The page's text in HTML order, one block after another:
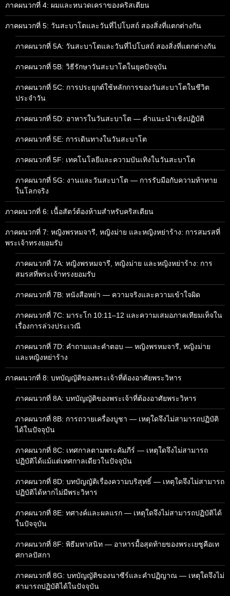
ภาคผนวกที่ 4: ผมและหนวดเคราของคริสเตียน
ภาคผนวกที่ 5: วันสะบาโตและวันที่ไปโบสถ์ สองสิ่งที่แตกต่างกัน
ภาคผนวกที่ 5A: วันสะบาโตและวันที่ไปโบสถ์ สองสิ่งที่แตกต่างกัน
ภาคผนวกที่ 5B: วิธีรักษาวันสะบาโตในยุคปัจจุบัน
ภาคผนวกที่ 5C: การประยุกต์ใช้หลักการของวันสะบาโตในชีวิต
ประจำวัน
ภาคผนวกที่ 5D: อาหารในวันสะบาโต — คำแนะนำเชิงปฏิบัติ
ภาคผนวกที่ 5E: การเดินทางในวันสะบาโต
ภาคผนวกที่ 5F: เทคโนโลยีและความบันเทิงในวันสะบาโต
ภาคผนวกที่ 5G: งานและวันสะบาโต — การรับมือกับความท้าทาย
ในโลกจริง
ภาคผนวกที่ 6: เนื้อสัตว์ต้องห้ามสำหรับคริสเตียน
ภาคผนวกที่ 7: หญิงพรหมจารี, หญิงม่าย และหญิงหย่าร้าง: การสมรสที่
พระเจ้าทรงยอมรับ
ภาคผนวกที่ 7A: หญิงพรหมจารี, หญิงม่าย และหญิงหย่าร้าง: การ
สมรสที่พระเจ้าทรงยอมรับ
ภาคผนวกที่ 7B: หนังสือหย่า — ความจริงและความเข้าใจผิด
ภาคผนวกที่ 7C: มาระโก 10:11–12 และความเสมอภาคเทียมเท็จใน
เรื่องการล่วงประเวณี
ภาคผนวกที่ 7D: คำถามและคำตอบ — หญิงพรหมจารี, หญิงม่าย
และหญิงหย่าร้าง
ภาคผนวกที่ 8: บทบัญญัติของพระเจ้าที่ต้องอาศัยพระวิหาร
ภาคผนวกที่ 8A: บทบัญญัติของพระเจ้าที่ต้องอาศัยพระวิหาร
ภาคผนวกที่ 8B: การถวายเครื่องบูชา — เหตุใดจึงไม่สามารถปฏิบัติ
ได้ในปัจจุบัน
ภาคผนวกที่ 8C: เทศกาลตามพระคัมภีร์ — เหตุใดจึงไม่สามารถ
ปฏิบัติได้แม้แต่เทศกาลเดียวในปัจจุบัน
ภาคผนวกที่ 8D: บทบัญญัติเรื่องความบริสุทธิ์ — เหตุใดจึงไม่สามารถ
ปฏิบัติได้หากไม่มีพระวิหาร
ภาคผนวกที่ 8E: ทศางค์และผลแรก — เหตุใดจึงไม่สามารถปฏิบัติได้
ในปัจจุบัน
ภาคผนวกที่ 8F: พิธีมหาสนิท — อาหารมื้อสุดท้ายของพระเยซูคือเท
ศกาลปัสกา
ภาคผนวกที่ 8G: บทบัญญัติของนาซีร์และคำปฏิญาณ — เหตุใดจึงไม่
สามารถปฏิบัติได้ในปัจจุบัน